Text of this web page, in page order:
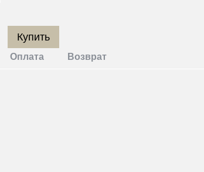
Купить
Оплата Возврат